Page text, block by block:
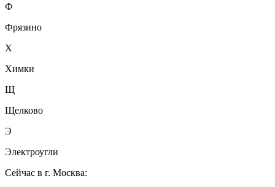
Ф
Фрязино
Х
Химки
Щ
Щелково
Э
Электроугли
Сейчас в г. Москва: